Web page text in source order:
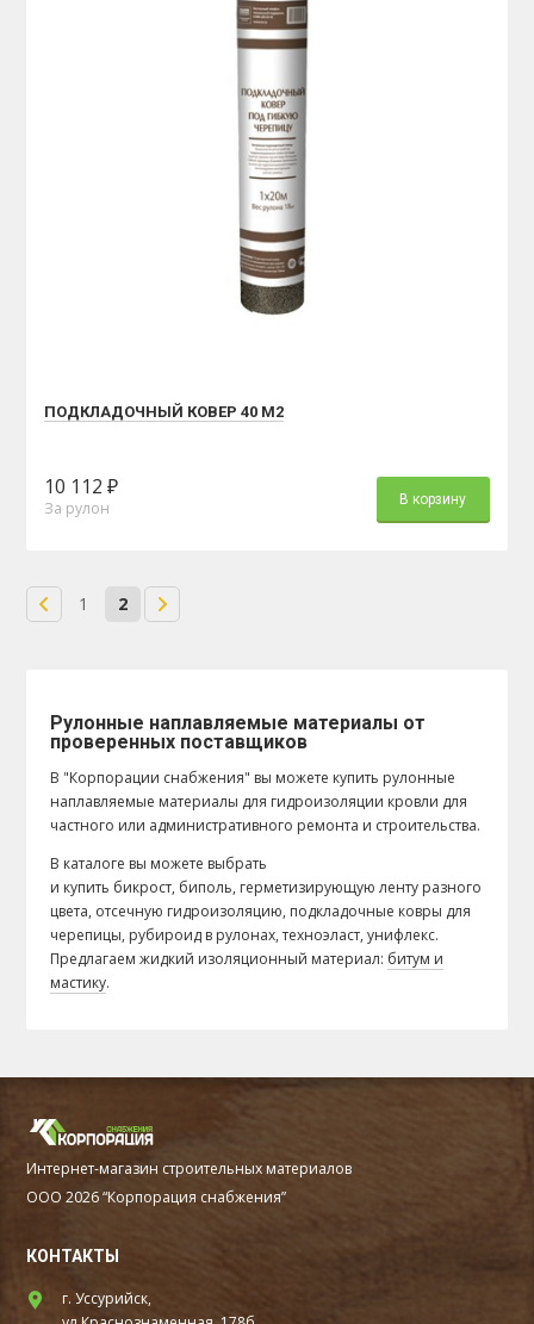
ПОДКЛАДОЧНЫЙ КОВЕР 40 М2
10 112 ₽
За рулон В корзину
1 2
Рулонные наплавляемые материалы от
проверенных поставщиков
В "Корпорации снабжения" вы можете купить рулонные
наплавляемые материалы для гидроизоляции кровли для
частного или административного ремонта и строительства.
В каталоге вы можете выбрать
и купить бикрост, биполь, герметизирующую ленту разного
цвета, отсечную гидроизоляцию, подкладочные ковры для
черепицы, рубироид в рулонах, техноэласт, унифлекс.
Предлагаем жидкий изоляционный материал: битум и
мастику.
Интернет-магазин строительных материалов
ООО 2026 “Корпорация снабжения”
КОНТАКТЫ
г. Уссурийск,